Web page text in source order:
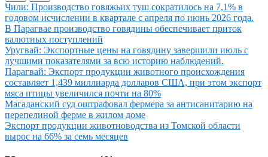
Иллюстрация новости
Чили: Производство говяжьих туш сократилось на 7,1% в
годовом исчислении в квартале с апреля по июнь 2026 года.
Иллюстрация новости
В Парагвае производство говядины обеспечивает приток
валютных поступлений
Иллюстрация новости
Уругвай: Экспортные цены на говядину завершили июль с
лучшими показателями за всю историю наблюдений.
Иллюстрация новости
Парагвай: Экспорт продукции животного происхождения
составляет 1,439 миллиарда долларов США, при этом экспорт
мяса птицы увеличился почти на 80%
Иллюстрация новости
Магаданский суд оштрафовал фермера за антисанитарию на
перепелиной ферме в жилом доме
Иллюстрация новости
Экспорт продукции животноводства из Томской области
вырос на 66% за семь месяцев